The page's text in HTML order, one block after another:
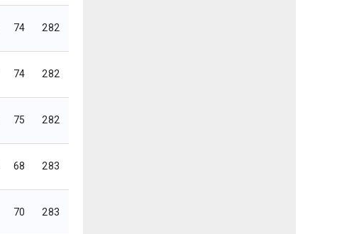
74 282
74 282
75 282
68 283
70 283